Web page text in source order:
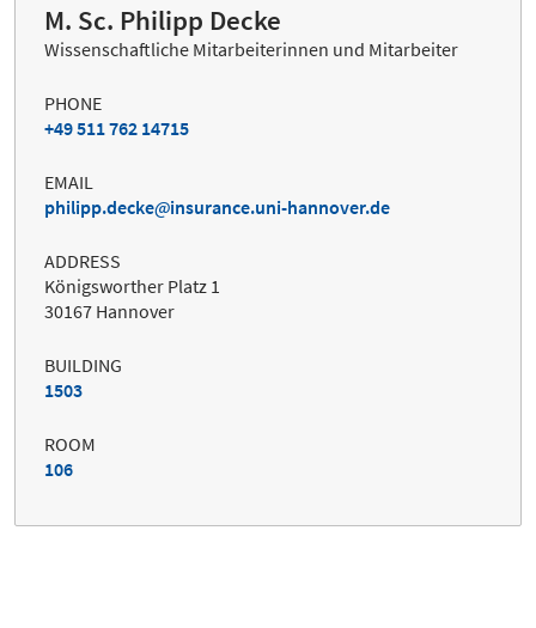
M. Sc. Philipp Decke
Wissenschaftliche Mitarbeiterinnen und Mitarbeiter
PHONE
+49 511 762 14715
EMAIL
philipp.decke
insurance.uni-hannover.de
ADDRESS
Königsworther Platz 1
30167 Hannover
BUILDING
1503
ROOM
106